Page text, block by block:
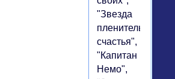
"Звезда
пленительного
счастья",
"Капитан
Немо",